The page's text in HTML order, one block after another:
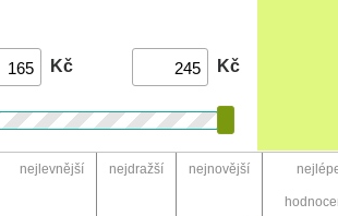
Kč Kč
nejlevnější nejdražší nejnovější